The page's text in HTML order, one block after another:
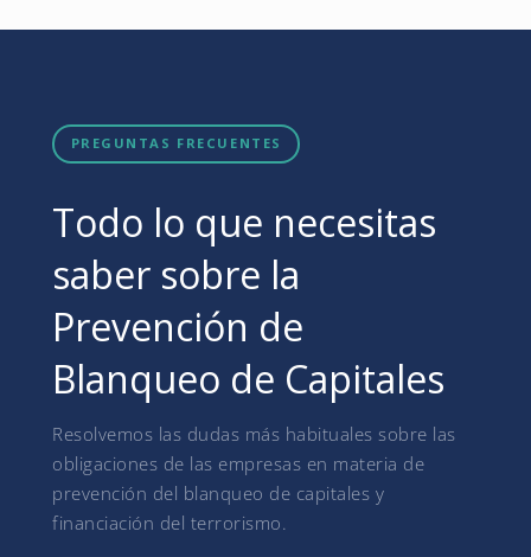
PREGUNTAS FRECUENTES
Todo lo que necesitas
saber sobre la
Prevención de
Blanqueo de Capitales
Resolvemos las dudas más habituales sobre las
obligaciones de las empresas en materia de
prevención del blanqueo de capitales y
financiación del terrorismo.